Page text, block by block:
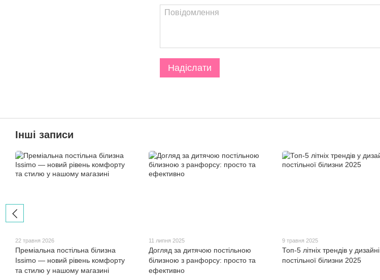
Надіслати
Інші записи
22 травня 2026
Преміальна постільна білизна
Issimo — новий рівень комфорту
та стилю у нашому магазині
11 липня 2025
Догляд за дитячою постільною
білизною з ранфорсу: просто та
ефективно
9 травня 2025
Топ-5 літніх трендів у дизайні
постільної білизни 2025